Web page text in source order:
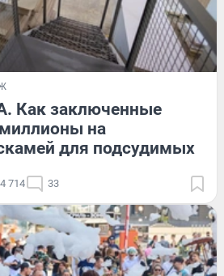
Как заключенные
на
для подсудимых
4 714 33